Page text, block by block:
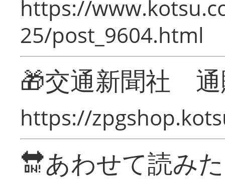
https://
25/post_9604.html
🎁交通新聞社
https://
🔛あわせて読み